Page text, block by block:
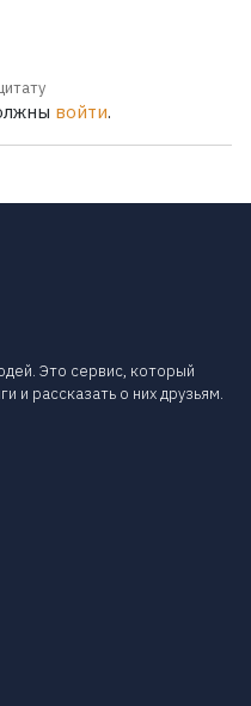
войти.
Это сервис, который
и рассказать о них друзьям.